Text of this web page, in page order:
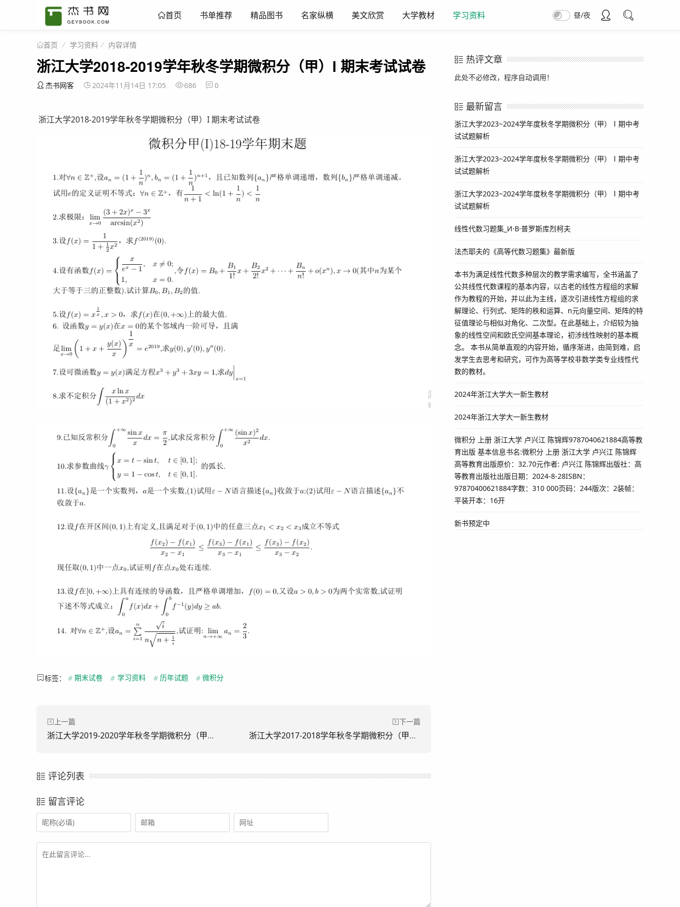
首页 书单推荐 精品图书 名家纵横 美文欣赏 大学教材 学习资料 昼/夜
首页 学习资料 内容详情
浙江大学2018-2019学年秋冬学期微积分（甲）I 期末考试试卷
杰书网客 2024年11月14日 17:05 686 0
浙江大学2018-2019学年秋冬学期微积分（甲）I 期末考试试卷
标签： # 期末试卷 # 学习资料 # 历年试题 # 微积分
上一篇
浙江大学2019-2020学年秋冬学期微积分（甲）I 期末考试试卷
下一篇
浙江大学2017-2018学年秋冬学期微积分（甲）I 期末考试试卷
评论列表
留言评论
热评文章
此处不必修改，程序自动调用！
最新留言
浙江大学2023~2024学年度秋冬学期微积分（甲）Ⅰ期中考
试试题解析
浙江大学2023~2024学年度秋冬学期微积分（甲）Ⅰ期中考
试试题解析
浙江大学2023~2024学年度秋冬学期微积分（甲）Ⅰ期中考
试试题解析
线性代数习题集_И·B·普罗斯库烈柯夫
法杰耶夫的《高等代数习题集》最新版
本书为满足线性代数多种层次的教学需求编写，全书涵盖了
公共线性代数课程的基本内容，以古老的线性方程组的求解
作为教程的开始，并以此为主线，逐次引进线性方程组的求
解理论、行列式、矩阵的秩和运算、n元向量空间、矩阵的特
征值理论与相似对角化、二次型。在此基础上，介绍较为抽
象的线性空间和欧氏空间基本理论，初涉线性映射的基本概
念。 本书从简单直观的内容开始，循序渐进，由简到难，启
发学生去思考和研究，可作为高等学校非数学类专业线性代
数的教材。
2024年浙江大学大一新生教材
2024年浙江大学大一新生教材
微积分 上册 浙江大学 卢兴江 陈锦辉9787040621884高等教
育出版 基本信息书名:微积分 上册 浙江大学 卢兴江 陈锦辉
高等教育出版原价：32.70元作者: 卢兴江 陈锦辉出版社：高
等教育出版社出版日期：2024-8-28ISBN：
97870400621884字数：310 000页码：244版次：2装帧：
平装开本：16开
新书预定中